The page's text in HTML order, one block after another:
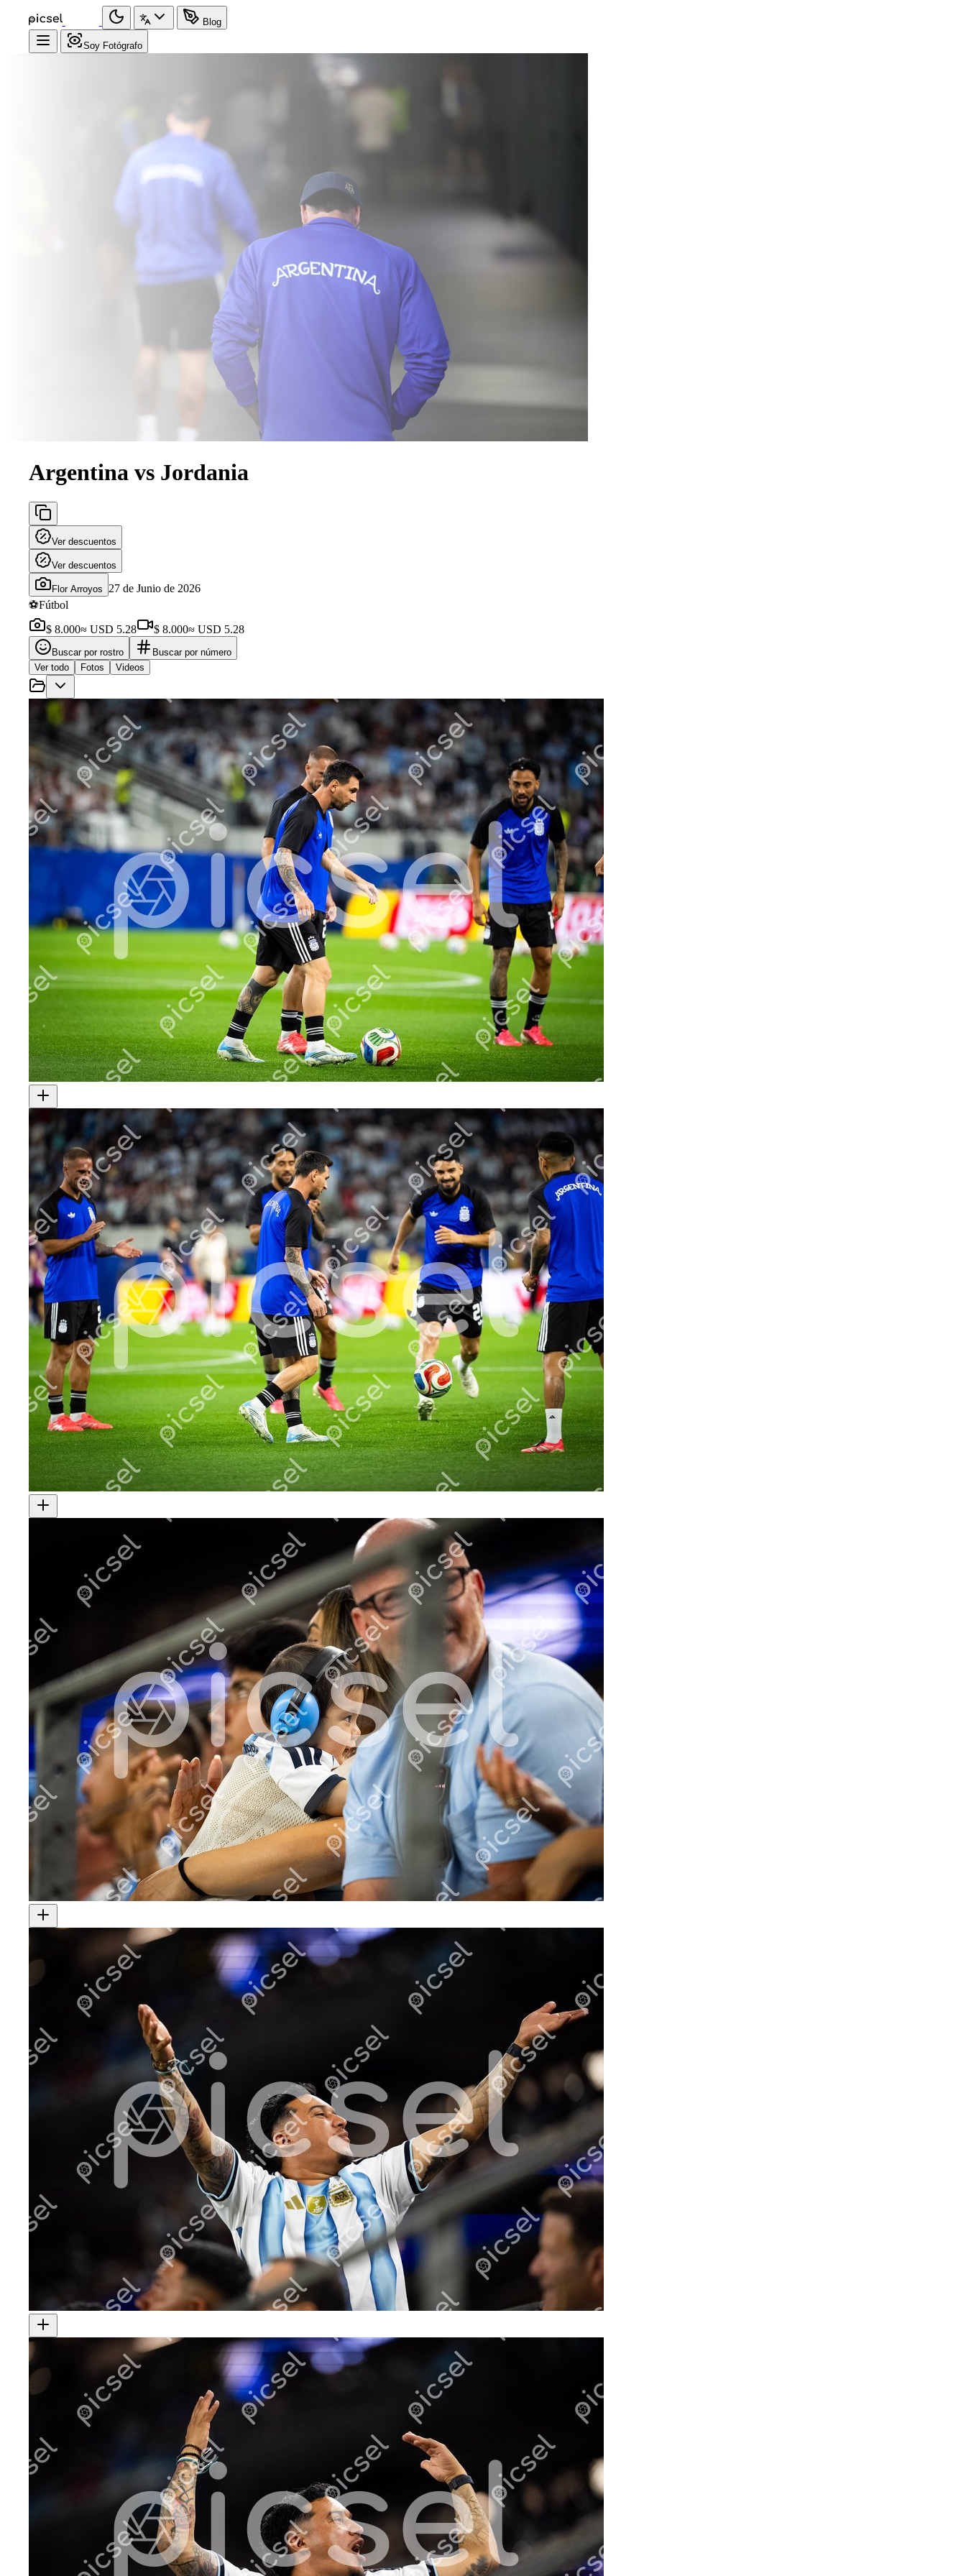
Blog
Soy Fotógrafo
Argentina vs Jordania
Ver descuentos
Ver descuentos
Flor Arroyos
27 de Junio de 2026
⚽Fútbol
$ 8.000≈ USD 5.28 $ 8.000≈ USD 5.28
Buscar por rostro
Buscar por número
Ver todo
Fotos Videos